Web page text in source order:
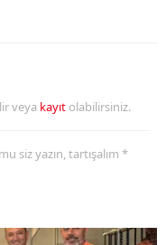
Kırıkkale
Batman
Bartın
veya kayıt olabilirsiniz.
siz yazın, tartışalım *